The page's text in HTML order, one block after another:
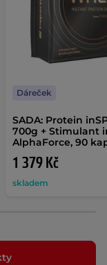
SADA: Protein
700g + Stimulant
AlphaForce, 90
1 379 Kč
skladem
Dáreček